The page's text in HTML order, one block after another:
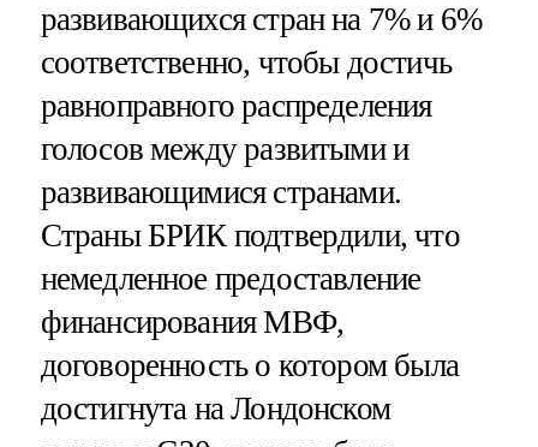
развивающихся стран на 7% и 6%
соответственно, чтобы достичь
равноправного распределения
голосов между развитыми и
развивающимися странами.
Страны БРИК подтвердили, что
немедленное предоставление
финансирования МВФ,
договоренность о котором была
достигнута на Лондонском